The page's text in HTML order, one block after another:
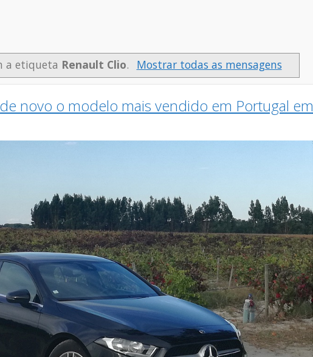
a etiqueta Renault Clio. Mostrar todas as mensagens
novo o modelo mais vendido em Portugal em